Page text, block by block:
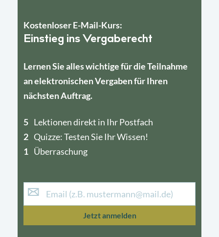
Kostenloser E-Mail-Kurs:
Einstieg ins Vergaberecht
Lernen Sie alles wichtige für die Teilnahme
an elektronischen Vergaben für Ihren
nächsten Auftrag.
5 Lektionen direkt in Ihr Postfach
2 Quizze: Testen Sie Ihr Wissen!
1 Überraschung
4
1
Jetzt anmelden